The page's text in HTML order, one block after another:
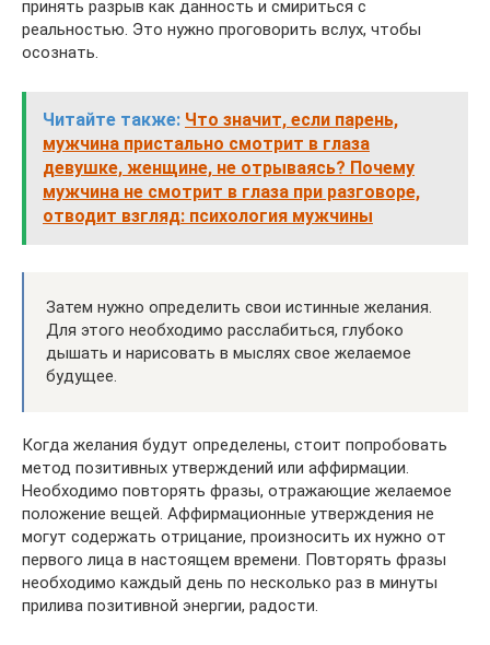
принять разрыв как данность и смириться с
реальностью. Это нужно проговорить вслух, чтобы
осознать.
Читайте также: Что значит, если парень,
мужчина пристально смотрит в глаза
девушке, женщине, не отрываясь? Почему
мужчина не смотрит в глаза при разговоре,
отводит взгляд: психология мужчины
Затем нужно определить свои истинные желания.
Для этого необходимо расслабиться, глубоко
дышать и нарисовать в мыслях свое желаемое
будущее.
Когда желания будут определены, стоит попробовать
метод позитивных утверждений или аффирмации.
Необходимо повторять фразы, отражающие желаемое
положение вещей. Аффирмационные утверждения не
могут содержать отрицание, произносить их нужно от
первого лица в настоящем времени. Повторять фразы
необходимо каждый день по несколько раз в минуты
прилива позитивной энергии, радости.